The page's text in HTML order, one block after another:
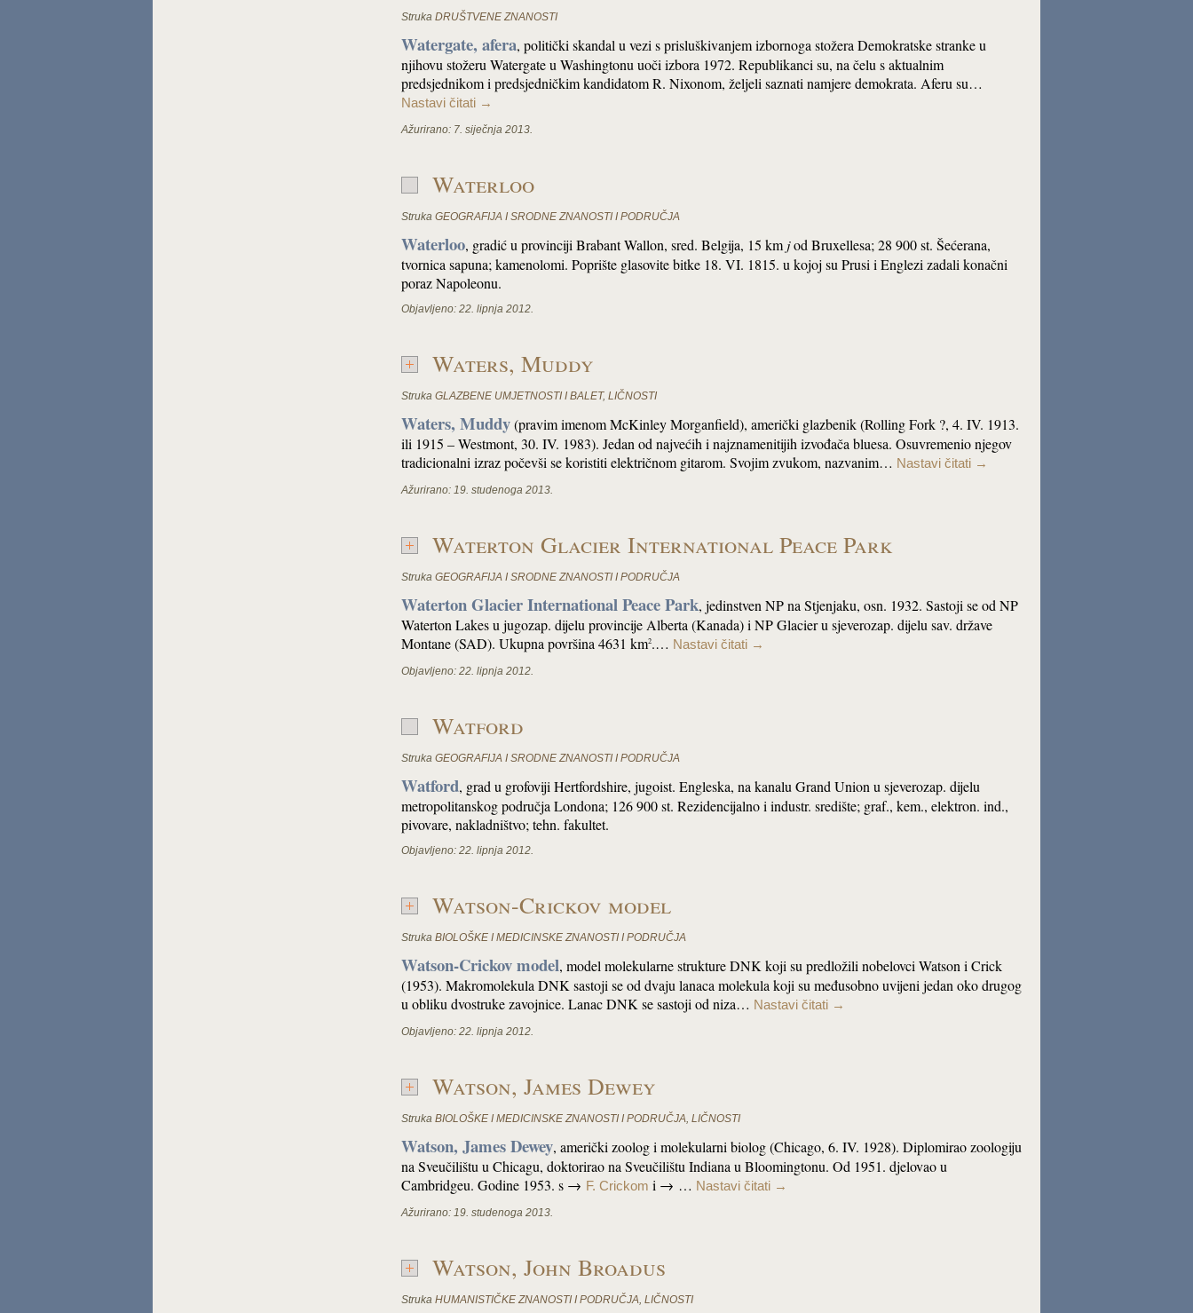
Struka DRUŠTVENE ZNANOSTI
Watergate, afera, politički skandal u vezi s prisluškivanjem izbornoga stožera Demokratske stranke u
njihovu stožeru Watergate u Washingtonu uoči izbora 1972. Republikanci su, na čelu s aktualnim
predsjednikom i predsjedničkim kandidatom R. Nixonom, željeli saznati namjere demokrata. Aferu su…
Nastavi čitati →
Ažurirano: 7. siječnja 2013.
Waterloo
Struka GEOGRAFIJA I SRODNE ZNANOSTI I PODRUČJA
Waterloo, gradić u provinciji Brabant Wallon, sred. Belgija, 15 km jod Bruxellesa; 28 900 st. Šećerana,
tvornica sapuna; kamenolomi. Poprište glasovite bitke 18. VI. 1815. u kojoj su Prusi i Englezi zadali konačni
poraz Napoleonu.
Objavljeno: 22. lipnja 2012.
Waters, Muddy
Struka GLAZBENE UMJETNOSTI I BALET, LIČNOSTI
Waters, Muddy(pravim imenom McKinley Morganfield), američki glazbenik (Rolling Fork ?, 4. IV. 1913.
ili 1915 – Westmont, 30. IV. 1983). Jedan od najvećih i najznamenitijih izvođača bluesa. Osuvremenio njegov
tradicionalni izraz počevši se koristiti električnom gitarom. Svojim zvukom, nazvanim… Nastavi čitati →
Ažurirano: 19. studenoga 2013.
Waterton Glacier International Peace Park
Struka GEOGRAFIJA I SRODNE ZNANOSTI I PODRUČJA
Waterton Glacier International Peace Park, jedinstven NP na Stjenjaku, osn. 1932. Sastoji se od NP
Waterton Lakes u jugozap. dijelu provincije Alberta (Kanada) i NP Glacier u sjeverozap. dijelu sav. države
Montane (SAD). Ukupna površina 4631 km2.… Nastavi čitati →
Objavljeno: 22. lipnja 2012.
Watford
Struka GEOGRAFIJA I SRODNE ZNANOSTI I PODRUČJA
Watford, grad u grofoviji Hertfordshire, jugoist. Engleska, na kanalu Grand Union u sjeverozap. dijelu
metropolitanskog područja Londona; 126 900 st. Rezidencijalno i industr. središte; graf., kem., elektron. ind.,
pivovare, nakladništvo; tehn. fakultet.
Objavljeno: 22. lipnja 2012.
Watson-Crickov model
Struka BIOLOŠKE I MEDICINSKE ZNANOSTI I PODRUČJA
Watson-Crickov model, model molekularne strukture DNK koji su predložili nobelovci Watson i Crick
(1953). Makromolekula DNK sastoji se od dvaju lanaca molekula koji su međusobno uvijeni jedan oko drugog
u obliku dvostruke zavojnice. Lanac DNK se sastoji od niza… Nastavi čitati →
Objavljeno: 22. lipnja 2012.
Watson, James Dewey
Struka BIOLOŠKE I MEDICINSKE ZNANOSTI I PODRUČJA, LIČNOSTI
Watson, James Dewey, američki zoolog i molekularni biolog (Chicago, 6. IV. 1928). Diplomirao zoologiju
na Sveučilištu u Chicagu, doktorirao na Sveučilištu Indiana u Bloomingtonu. Od 1951. djelovao u
Cambridgeu. Godine 1953. s → F. Crickom i → … Nastavi čitati →
Ažurirano: 19. studenoga 2013.
Watson, John Broadus
Struka HUMANISTIČKE ZNANOSTI I PODRUČJA, LIČNOSTI